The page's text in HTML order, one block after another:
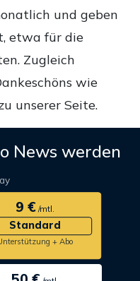
und geben
etwa für die
Zugleich
wie
unserer Seite.
News werden
9 €/mtl.
Standard
+ Abo